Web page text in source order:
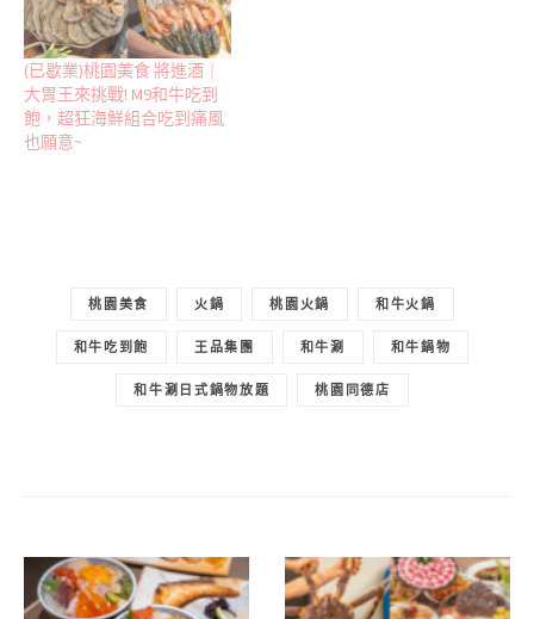
(已歇業)桃園美食 將進酒｜
大胃王來挑戰! M9和牛吃到
飽，超狂海鮮組合吃到痛風
也願意~
桃園美食 火鍋 桃園火鍋 和牛火鍋
和牛吃到飽 王品集團 和牛涮 和牛鍋物
和牛涮日式鍋物放題 桃園同德店